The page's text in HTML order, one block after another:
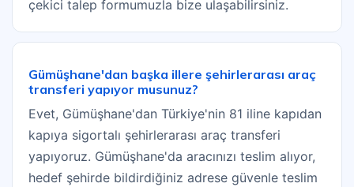
çekici talep formumuzla bize ulaşabilirsiniz.
Gümüşhane'dan başka illere şehirlerarası araç
transferi yapıyor musunuz?
Evet, Gümüşhane'dan Türkiye'nin 81 iline kapıdan
kapıya sigortalı şehirlerarası araç transferi
yapıyoruz. Gümüşhane'da aracınızı teslim alıyor,
hedef şehirde bildirdiğiniz adrese güvenle teslim